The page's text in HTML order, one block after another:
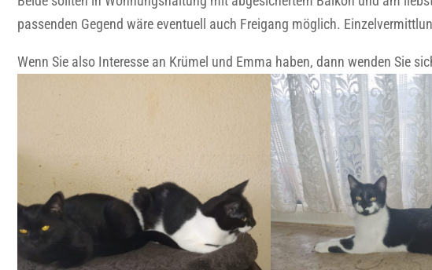
passenden Gegend wäre eventuell auch Freigang möglich.
Wenn Sie also Interesse an Krümel und Emma haben, dann wenden Sie